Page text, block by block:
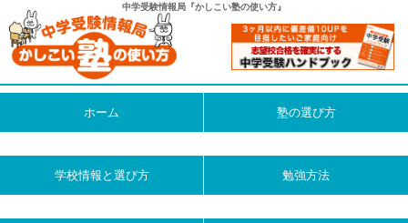
中学受験情報局『かしこい塾の使い方』
ホーム 塾の選び方
学校情報と選び方 勉強方法